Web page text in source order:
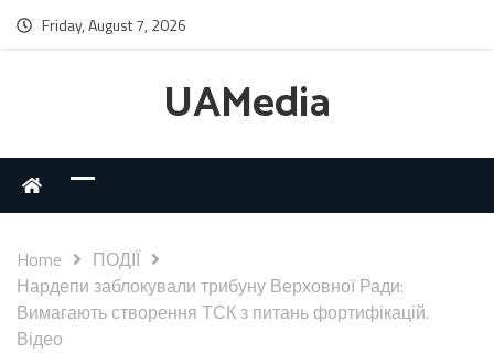
Friday, August 7, 2026
UAMedia
Home
ПОДІЇ
Нардепи заблокували трибуну Верховної Ради:
Вимагають створення ТСК з питань фортифікацій.
Відео